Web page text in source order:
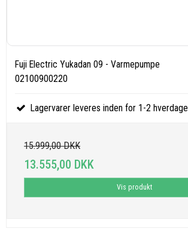
Fuji Electric Yukadan 09 - Varmepumpe
02100900220
Lagervarer leveres inden for 1-2 hverdage
15.999,00 DKK
13.555,00 DKK
Vis produkt